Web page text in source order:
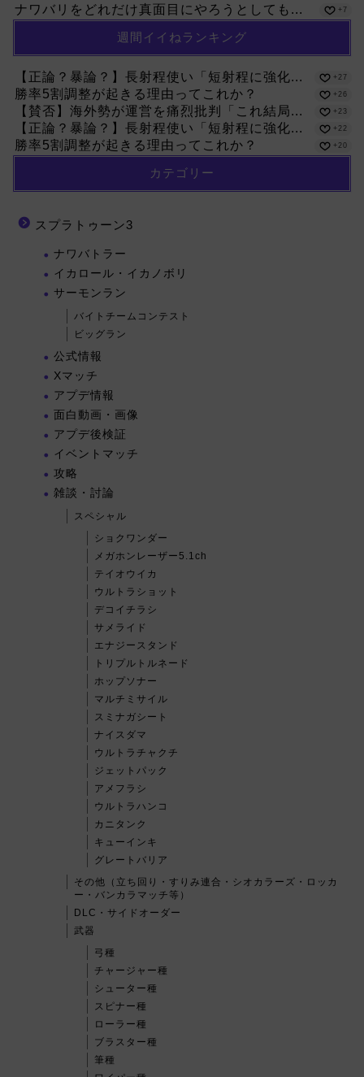
ナワバリをどれだけ真面目にやろうとしても... +7
週間イイねランキング
【正論？暴論？】長射程使い「短射程に強化... +27
勝率5割調整が起きる理由ってこれか？ +26
【賛否】海外勢が運営を痛烈批判「これ結局... +23
【正論？暴論？】長射程使い「短射程に強化... +22
勝率5割調整が起きる理由ってこれか？ +20
カテゴリー
スプラトゥーン3
ナワバトラー
イカロール・イカノボリ
サーモンラン
バイトチームコンテスト
ビッグラン
公式情報
Xマッチ
アプデ情報
面白動画・画像
アプデ後検証
イベントマッチ
攻略
雑談・討論
スペシャル
ショクワンダー
メガホンレーザー5.1ch
テイオウイカ
ウルトラショット
デコイチラシ
サメライド
エナジースタンド
トリプルトルネード
ホップソナー
マルチミサイル
スミナガシート
ナイスダマ
ウルトラチャクチ
ジェットパック
アメフラシ
ウルトラハンコ
カニタンク
キューインキ
グレートバリア
その他（立ち回り・すりみ連合・シオカラーズ・ロッカ
ー・バンカラマッチ等）
DLC・サイドオーダー
武器
弓種
チャージャー種
シューター種
スピナー種
ローラー種
ブラスター種
筆種